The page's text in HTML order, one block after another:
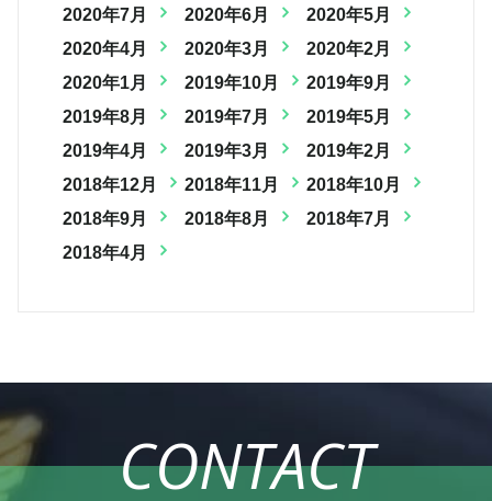
2020年7月
2020年6月
2020年5月
2020年4月
2020年3月
2020年2月
2020年1月
2019年10月
2019年9月
2019年8月
2019年7月
2019年5月
2019年4月
2019年3月
2019年2月
2018年12月
2018年11月
2018年10月
2018年9月
2018年8月
2018年7月
2018年4月
CONTACT